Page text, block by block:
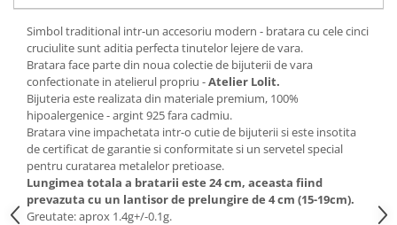
Simbol traditional intr-un accesoriu modern - bratara cu cele cinci
cruciulite sunt aditia perfecta tinutelor lejere de vara.
Bratara face parte din noua colectie de bijuterii de vara
confectionate in atelierul propriu -Atelier Lolit.
Bijuteria este realizata din materiale premium, 100%
hipoalergenice - argint 925 fara cadmiu.
Bratara vine impachetata intr-o cutie de bijuterii si este insotita
de certificat de garantie si conformitate si un servetel special
pentru curatarea metalelor pretioase.
Lungimea totala a bratarii este 24 cm, aceasta fiind
prevazuta cu un lantisor de prelungire de 4 cm (15-19cm).
Greutate: aprox 1.4g+/-0.1g.